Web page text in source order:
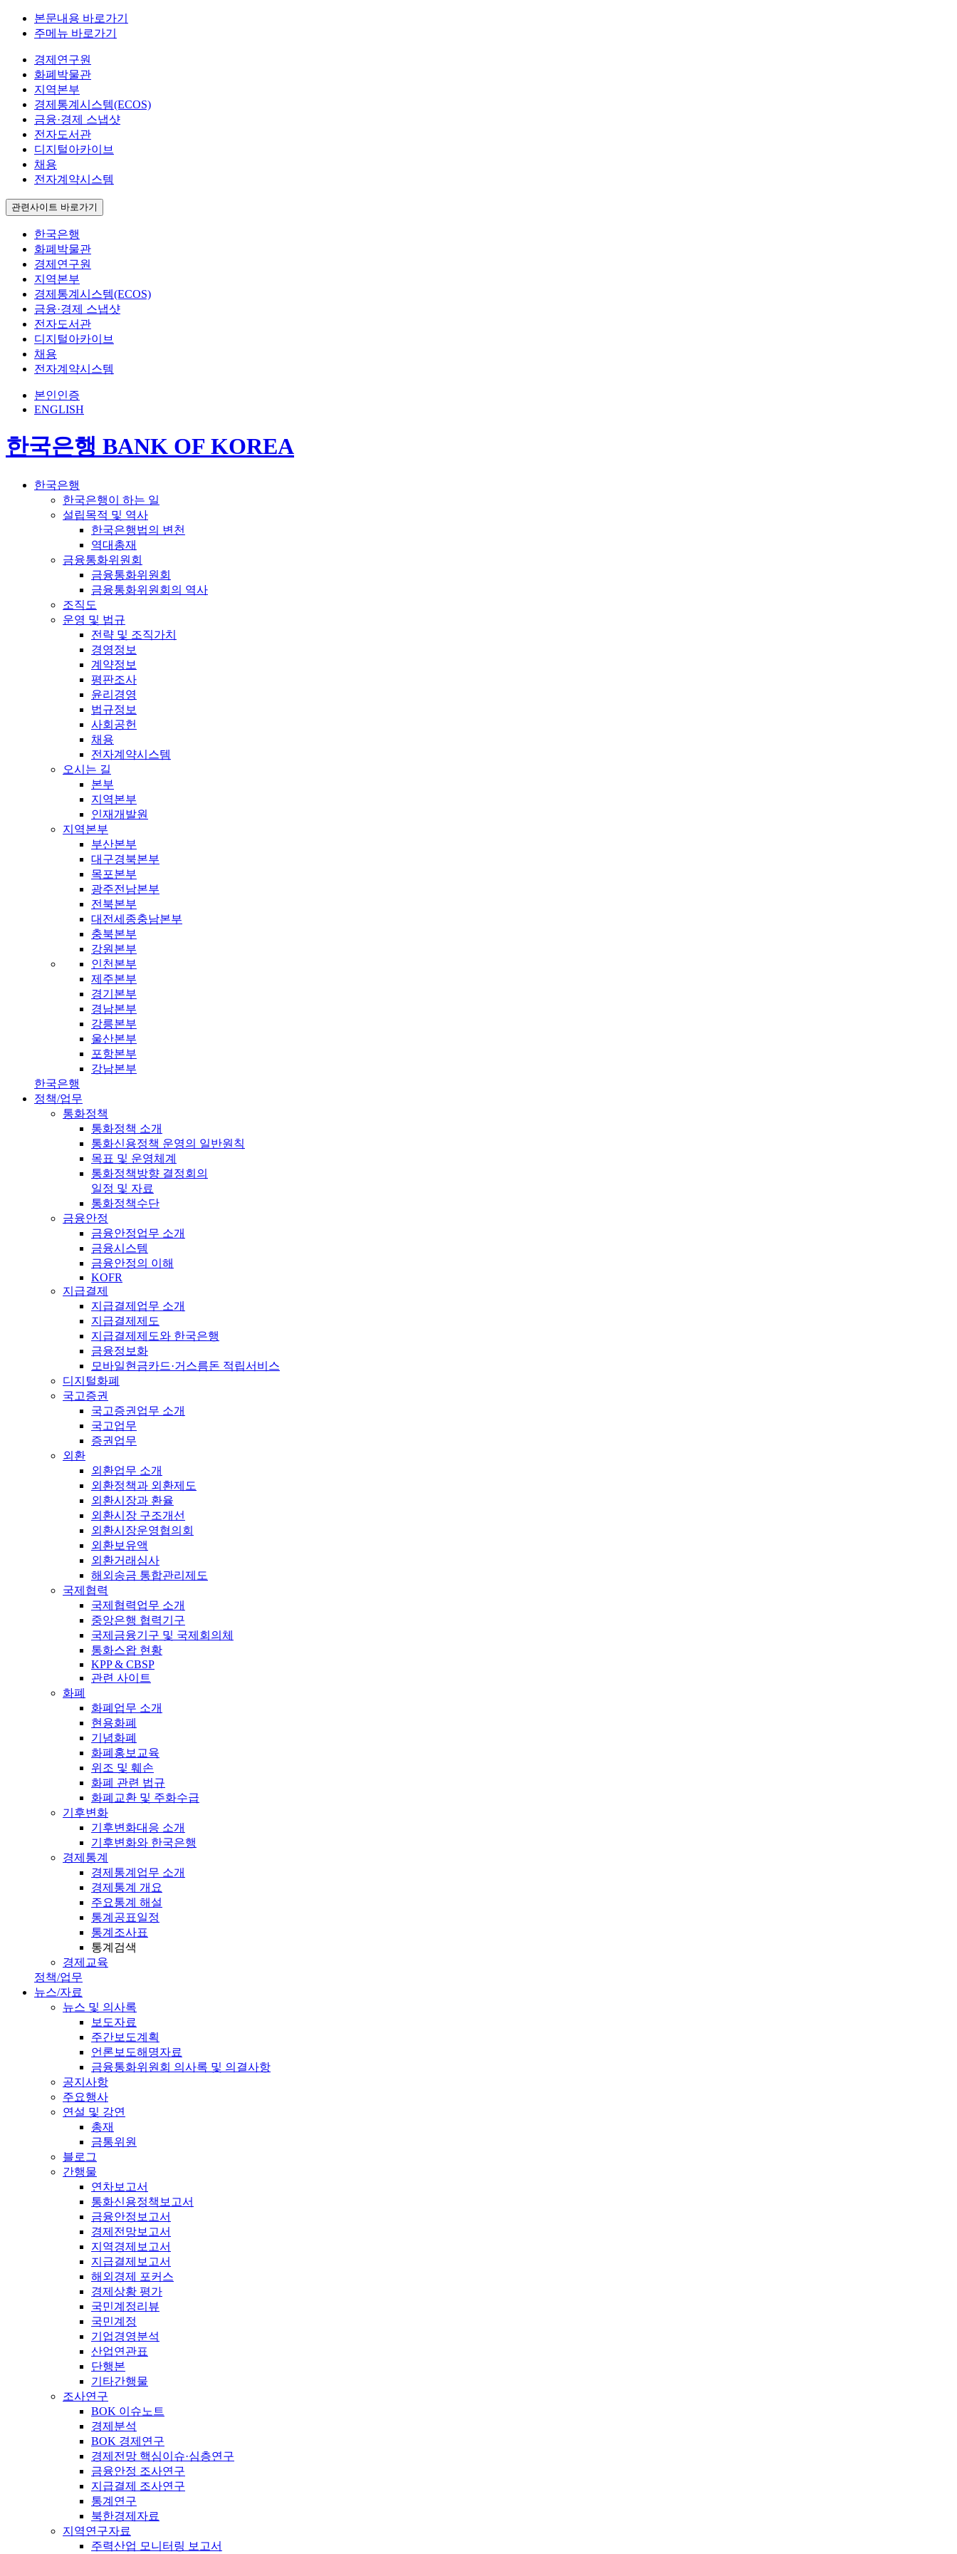
본문내용 바로가기
주메뉴 바로가기
경제연구원
화폐박물관
지역본부
경제통계시스템(ECOS)
금융·경제 스냅샷
전자도서관
디지털아카이브
채용
전자계약시스템
관련사이트 바로가기
한국은행
화폐박물관
경제연구원
지역본부
경제통계시스템(ECOS)
금융·경제 스냅샷
전자도서관
디지털아카이브
채용
전자계약시스템
본인인증
ENGLISH
한국은행 BANK OF KOREA
한국은행
한국은행이 하는 일
설립목적 및 역사
한국은행법의 변천
역대총재
금융통화위원회
금융통화위원회
금융통화위원회의 역사
조직도
운영 및 법규
전략 및 조직가치
경영정보
계약정보
평판조사
윤리경영
법규정보
사회공헌
채용
전자계약시스템
오시는 길
본부
지역본부
인재개발원
지역본부
부산본부
대구경북본부
목포본부
광주전남본부
전북본부
대전세종충남본부
충북본부
강원본부
인천본부
제주본부
경기본부
경남본부
강릉본부
울산본부
포항본부
강남본부
한국은행
정책/업무
통화정책
통화정책 소개
통화신용정책 운영의 일반원칙
목표 및 운영체계
통화정책방향 결정회의
일정 및 자료
통화정책수단
금융안정
금융안정업무 소개
금융시스템
금융안정의 이해
KOFR
지급결제
지급결제업무 소개
지급결제제도
지급결제제도와 한국은행
금융정보화
모바일현금카드·거스름돈 적립서비스
디지털화폐
국고증권
국고증권업무 소개
국고업무
증권업무
외환
외환업무 소개
외환정책과 외환제도
외환시장과 환율
외환시장 구조개선
외환시장운영협의회
외환보유액
외환거래심사
해외송금 통합관리제도
국제협력
국제협력업무 소개
중앙은행 협력기구
국제금융기구 및 국제회의체
통화스왑 현황
KPP & CBSP
관련 사이트
화폐
화폐업무 소개
현용화폐
기념화폐
화폐홍보교육
위조 및 훼손
화폐 관련 법규
화폐교환 및 주화수급
기후변화
기후변화대응 소개
기후변화와 한국은행
경제통계
경제통계업무 소개
경제통계 개요
주요통계 해설
통계공표일정
통계조사표
통계검색
경제교육
정책/업무
뉴스/자료
뉴스 및 의사록
보도자료
주간보도계획
언론보도해명자료
금융통화위원회 의사록 및 의결사항
공지사항
주요행사
연설 및 강연
총재
금통위원
블로그
간행물
연차보고서
통화신용정책보고서
금융안정보고서
경제전망보고서
지역경제보고서
지급결제보고서
해외경제 포커스
경제상황 평가
국민계정리뷰
국민계정
기업경영분석
산업연관표
단행본
기타간행물
조사연구
BOK 이슈노트
경제분석
BOK 경제연구
경제전망 핵심이슈·심층연구
금융안정 조사연구
지급결제 조사연구
통계연구
북한경제자료
지역연구자료
주력산업 모니터링 보고서